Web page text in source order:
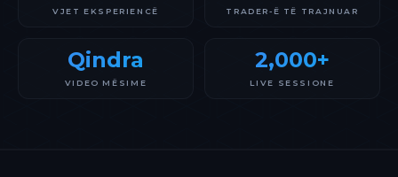
VJET EKSPERIENCË TRADER-Ë TË TRAJNUAR
Qindra
VIDEO MËSIME
2,000+
LIVE SESSIONE